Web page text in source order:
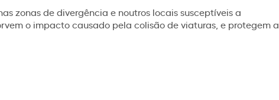
zonas de divergência e noutros locais susceptíveis a
o impacto causado pela colisão de viaturas, e protegem a